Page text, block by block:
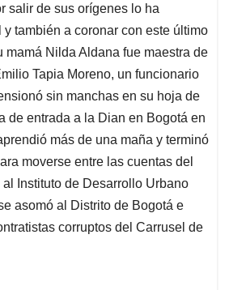
salir de sus orígenes lo ha
también a coronar con este último
mamá Nilda Aldana fue maestra de
Tapia Moreno, un funcionario
sin manchas en su hoja de
de entrada a la Dian en Bogotá en
más de una maña y terminó
moverse entre las cuentas del
Instituto de Desarrollo Urbano
asomó al Distrito de Bogotá e
corruptos del Carrusel de